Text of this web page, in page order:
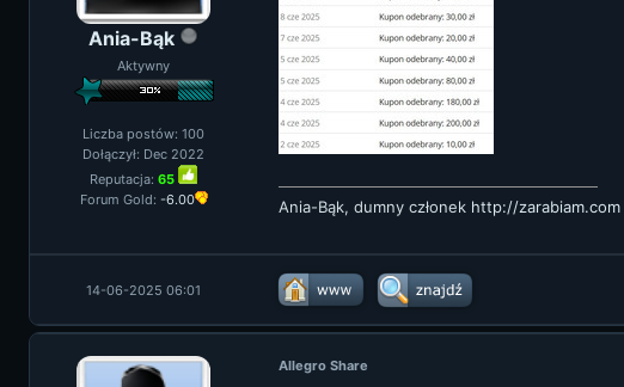
Ania-Bąk
Aktywny
Liczba postów: 100
Dołączył: Dec 2022
Reputacja: 65
Forum Gold: -6.00 Ania-Bąk, dumny członek http://zarabiam.com
14-06-2025 06:01
Allegro Share